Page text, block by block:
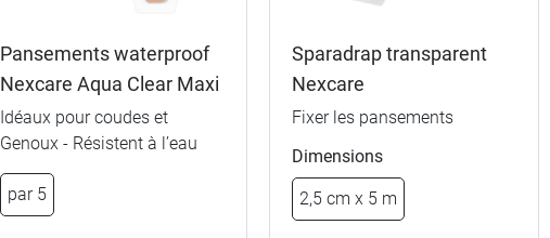
Pansements waterproof
Nexcare Aqua Clear Maxi
Idéaux pour coudes et
Genoux - Résistent à l’eau
par 5
Sparadrap transparent
Nexcare
Fixer les pansements
Dimensions
2,5 cm x 5 m